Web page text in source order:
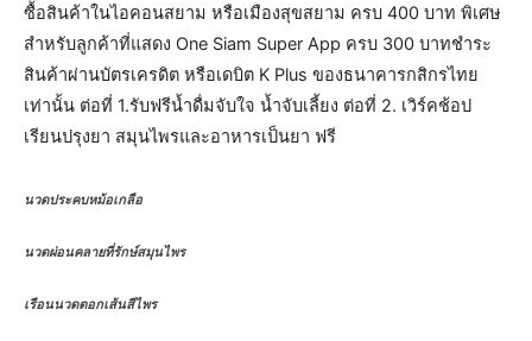
ซื้อสินค้าในไอคอนสยาม หรือเมืองสุขสยาม ครบ 400 บาท พิเศษ
สำหรับลูกค้าที่แสดง One Siam Super App ครบ 300 บาทชำระ
สินค้าผ่านบัตรเครดิต หรือเดบิต K Plus ของธนาคารกสิกรไทย
เท่านั้น ต่อที่ 1.รับฟรีน้ำดื่มจับใจ น้ำจับเลี้ยง ต่อที่ 2. เวิร์คช้อป
เรียนปรุงยา สมุนไพรและอาหารเป็นยา ฟรี
นวดประคบหม้อเกลือ
นวดผ่อนคลายที่รักษ์สมุนไพร
เรือนนวดตอกเส้นสีไพร